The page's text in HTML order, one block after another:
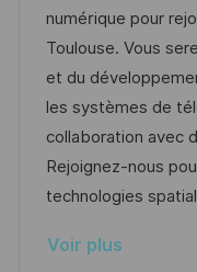
l
i
s
a
t
i
o
é
r
e
n
c
e
d
p
numérique pour
Toulouse. Vous
et du
les systèmes de
collaboration avec
Rejoignez-nous
technologies
Voir plus